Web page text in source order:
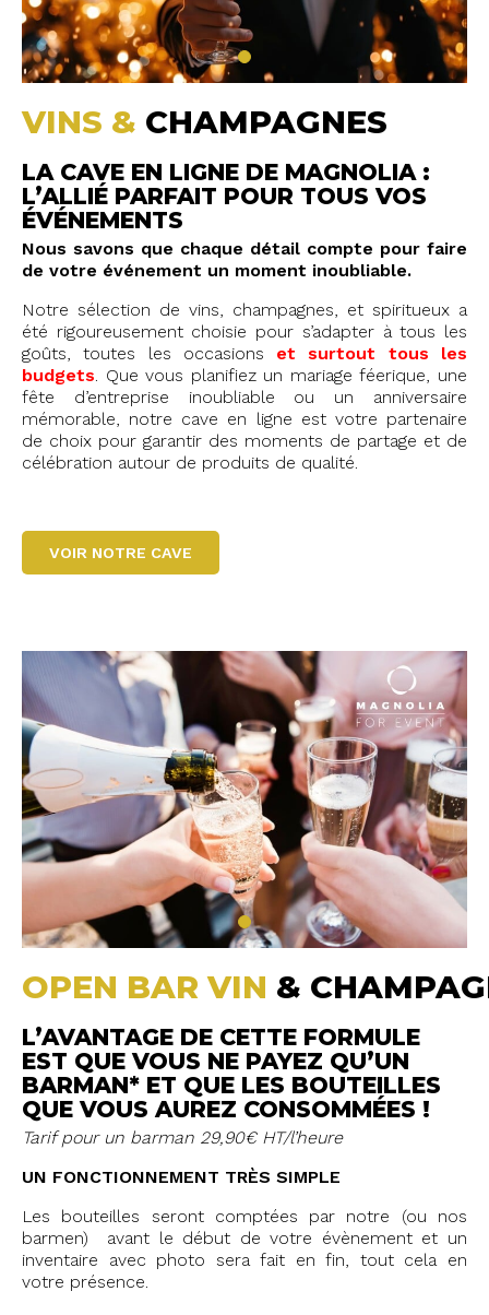
VINS & CHAMPAGNES
LA CAVE EN LIGNE DE MAGNOLIA :
L’ALLIÉ PARFAIT POUR TOUS VOS
ÉVÉNEMENTS
Nous savons que chaque détail compte pour faire
de votre événement un moment inoubliable.
Notre sélection de vins, champagnes, et spiritueux a
été rigoureusement choisie pour s’adapter à tous les
goûts, toutes les occasions et surtout tous les
budgets . Que vous planifiez un mariage féerique, une
fête d’entreprise inoubliable ou un anniversaire
mémorable, notre cave en ligne est votre partenaire
de choix pour garantir des moments de partage et de
célébration autour de produits de qualité.
VOIR NOTRE CAVE
OPEN BAR VIN &
L’AVANTAGE DE CETTE FORMULE
EST QUE VOUS NE PAYEZ QU’UN
BARMAN* ET QUE LES BOUTEILLES
QUE VOUS AUREZ CONSOMMÉES !
Tarif pour un barman 29,90€ HT/l’heure
UN FONCTIONNEMENT TRÈS SIMPLE
Les bouteilles seront comptées par notre (ou nos
barmen) avant le début de votre évènement et un
inventaire avec photo sera fait en fin, tout cela en
votre présence.